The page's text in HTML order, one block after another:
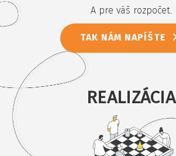
A pre váš rozpočet.
TAK NÁM NAPÍŠTE
REALIZÁCIA